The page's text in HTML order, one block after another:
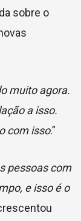
sobre o
muito agora.
a isso.
com isso.”
pessoas com
e isso é o